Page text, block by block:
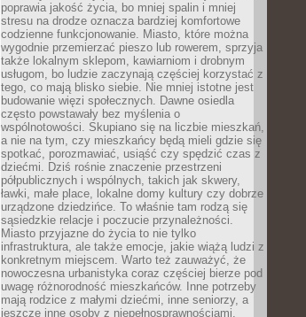
poprawia jakość życia, bo mniej spalin i mniej
stresu na drodze oznacza bardziej komfortowe
codzienne funkcjonowanie. Miasto, które można
wygodnie przemierzać pieszo lub rowerem, sprzyja
także lokalnym sklepom, kawiarniom i drobnym
usługom, bo ludzie zaczynają częściej korzystać z
tego, co mają blisko siebie. Nie mniej istotne jest
budowanie więzi społecznych. Dawne osiedla
często powstawały bez myślenia o
wspólnotowości. Skupiano się na liczbie mieszkań,
a nie na tym, czy mieszkańcy będą mieli gdzie się
spotkać, porozmawiać, usiąść czy spędzić czas z
dziećmi. Dziś rośnie znaczenie przestrzeni
półpublicznych i wspólnych, takich jak skwery,
ławki, małe place, lokalne domy kultury czy dobrze
urządzone dziedzińce. To właśnie tam rodzą się
sąsiedzkie relacje i poczucie przynależności.
Miasto przyjazne do życia to nie tylko
infrastruktura, ale także emocje, jakie wiążą ludzi z
konkretnym miejscem. Warto też zauważyć, że
nowoczesna urbanistyka coraz częściej bierze pod
uwagę różnorodność mieszkańców. Inne potrzeby
mają rodzice z małymi dziećmi, inne seniorzy, a
jeszcze inne osoby z niepełnosprawnościami.